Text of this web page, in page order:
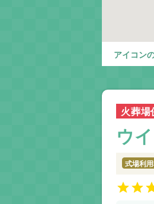
アイコン
火葬場
ウ
式場利